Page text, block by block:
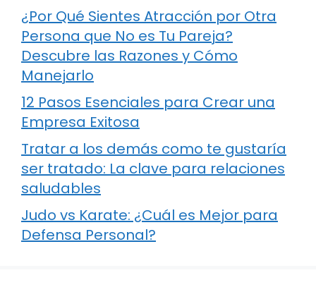
¿Por Qué Sientes Atracción por Otra
Persona que No es Tu Pareja?
Descubre las Razones y Cómo
Manejarlo
12 Pasos Esenciales para Crear una
Empresa Exitosa
Tratar a los demás como te gustaría
ser tratado: La clave para relaciones
saludables
Judo vs Karate: ¿Cuál es Mejor para
Defensa Personal?